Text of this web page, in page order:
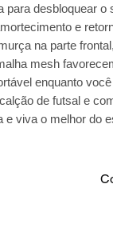
para desbloquear
e
na parte
mesh
enquanto
de futsal e
e viva o melhor do